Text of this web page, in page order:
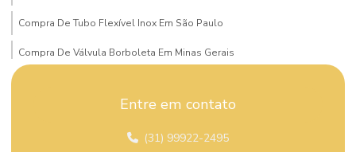
Compra De Tubo Flexível Inox Em São Paulo
Compra De Válvula Borboleta Em Minas Gerais
Compra Mangueira Solda Acetileno
Comprar Conexão Instantânea Plástica
Entre em contato
(31) 99922-2495